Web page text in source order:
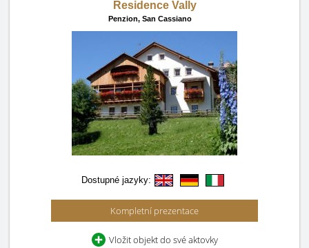
Residence Vally
Penzion, San Cassiano
Dostupné jazyky:
Kompletní prezentace
Vložit objekt do své aktovky